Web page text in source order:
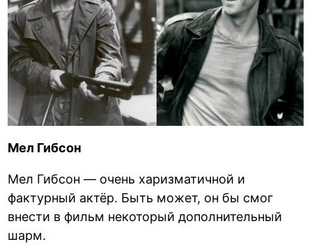
Мел Гибсон
Мел Гибсон — очень харизматичной и
фактурный актёр. Быть может, он бы смог
внести в фильм некоторый дополнительный
шарм.